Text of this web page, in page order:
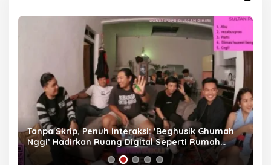
Tanpa Skrip, Penuh Interaksi: ‘Beghusik Ghumah
Nggi’ Hadirkan Ruang Digital Seperti Rumah
Sendiri